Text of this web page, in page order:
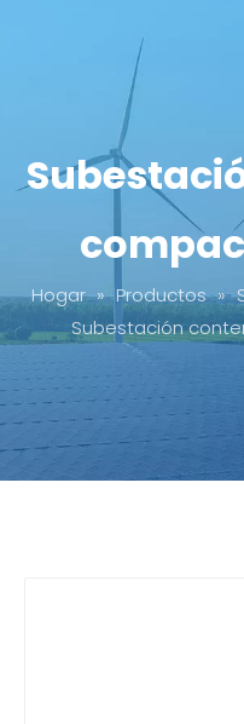
Hogar » Productos »
Subestación